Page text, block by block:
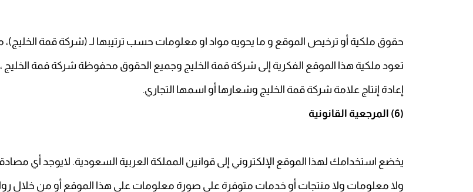
حقوق ملكية أو ترخيص الموقع و ما يحويه مواد او معلومات حسب ترتيبها لـ (شركة قمة الخليج)،
تعود ملكية هذا الموقع الفكرية إلى شركة قمة الخليج وجميع الحقوق محفوظة شركة قمة
إعادة إنتاج علامة شركة قمة الخليج وشعارها أو اسمها التجاري.
(6) المرجعية القانونية
يخضع استخدامك لهذا الموقع الإلكتروني إلى قوانين المملكة العربية السعودية. لايوجد أي
ولا معلومات ولا منتجات أو خدمات متوفرة على صورة معلومات على هذا الموقع أو من خلال